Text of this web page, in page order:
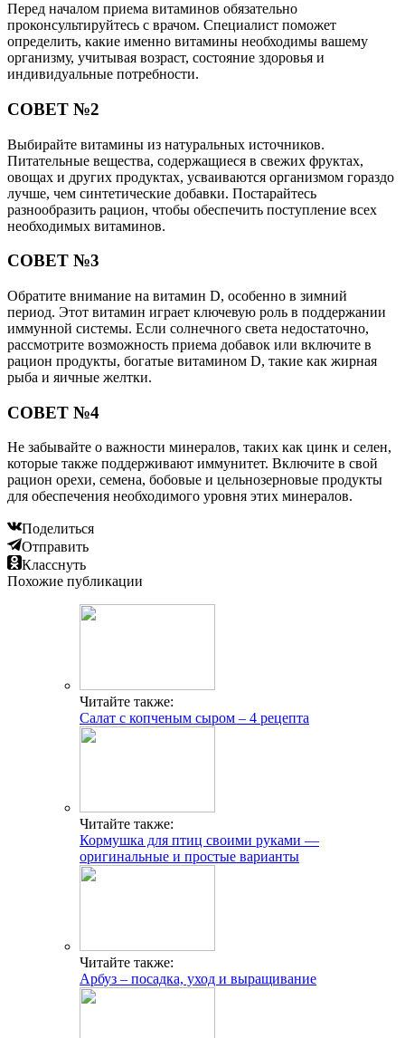
Перед началом приема витаминов обязательно
проконсультируйтесь с врачом. Специалист поможет
определить, какие именно витамины необходимы вашему
организму, учитывая возраст, состояние здоровья и
индивидуальные потребности.
СОВЕТ №2
Выбирайте витамины из натуральных источников.
Питательные вещества, содержащиеся в свежих фруктах,
овощах и других продуктах, усваиваются организмом гораздо
лучше, чем синтетические добавки. Постарайтесь
разнообразить рацион, чтобы обеспечить поступление всех
необходимых витаминов.
СОВЕТ №3
Обратите внимание на витамин D, особенно в зимний
период. Этот витамин играет ключевую роль в поддержании
иммунной системы. Если солнечного света недостаточно,
рассмотрите возможность приема добавок или включите в
рацион продукты, богатые витамином D, такие как жирная
рыба и яичные желтки.
СОВЕТ №4
Не забывайте о важности минералов, таких как цинк и селен,
которые также поддерживают иммунитет. Включите в свой
рацион орехи, семена, бобовые и цельнозерновые продукты
для обеспечения необходимого уровня этих минералов.
Поделиться
Отправить
Класснуть
Похожие публикации
Читайте также:
Салат с копченым сыром – 4 рецепта
Читайте также:
Кормушка для птиц своими руками —
оригинальные и простые варианты
Читайте также:
Арбуз – посадка, уход и выращивание